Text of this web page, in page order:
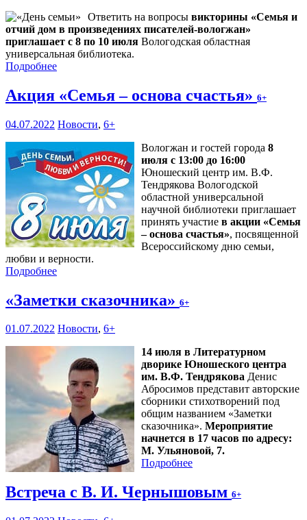
Ответить на вопросы викторины «Семья и
отчий дом в произведениях писателей-вологжан»
приглашает с 8 по 10 июля Вологодская областная
универсальная библиотека.
Подробнее
Акция «Семья – основа счастья» 6+
04.07.2022 Новости, 6+
Вологжан и гостей города 8
июля с 13:00 до 16:00
Юношеский центр им. В.Ф.
Тендрякова Вологодской
областной универсальной
научной библиотеки приглашает
принять участие в акции «Семья
– основа счастья», посвященной
Всероссийскому дню семьи,
любви и верности.
Подробнее
«Заметки сказочника» 6+
01.07.2022 Новости, 6+
14 июля в Литературном
дворике Юношеского центра
им. В.Ф. Тендрякова Денис
Абросимов представит авторские
сборники стихотворений под
общим названием «Заметки
сказочника». Мероприятие
начнется в 17 часов по адресу:
М. Ульяновой, 7.
Подробнее
Встреча с В. И. Чернышовым 6+